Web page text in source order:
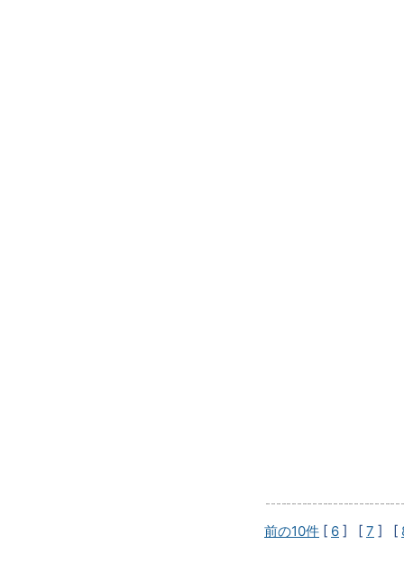
前の10件 [ 6 ] [ 7 ] [